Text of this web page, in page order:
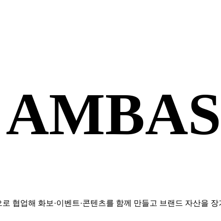
협업해 화보·이벤트·콘텐츠를 함께 만들고 브랜드 자산을